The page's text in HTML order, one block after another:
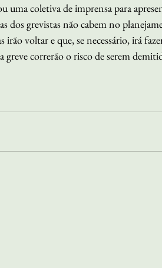
uma coletiva de imprensa para
dos grevistas não cabem no
voltar e que, se necessário, irá
correrão o risco de serem